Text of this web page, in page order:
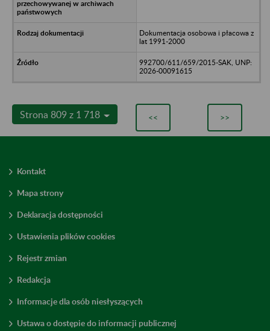
Dokumentacja osobowa i płacowa z
lat 1991-2000
992700/611/659/2015-SAK, UNP:
2026-00091615
Strona 809 z 1 718 << >>
Kontakt
Mapa strony
Deklaracja dostępności
Ustawienia plików cookies
Rejestr zmian
Redakcja
Informacje dla osób niesłyszących
Ustawa o dostępie do informacji publicznej